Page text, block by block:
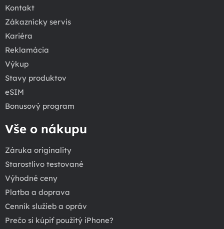
Kontakt
Zákaznícky servis
Kariéra
Reklamácia
Výkup
Stavy produktov
eSIM
Bonusový program
Vše o nákupu
Záruka originality
Starostlivo testované
Výhodné ceny
Platba a doprava
Cenník služieb a opráv
Prečo si kúpiť použitý iPhone?